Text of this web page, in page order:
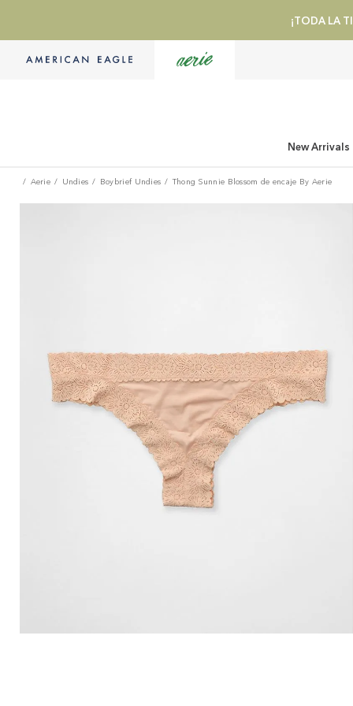
¡TODA LA
New Arrivals
Aerie Undies Boybrief Undies Thong Sunnie Blossom de encaje By Aerie